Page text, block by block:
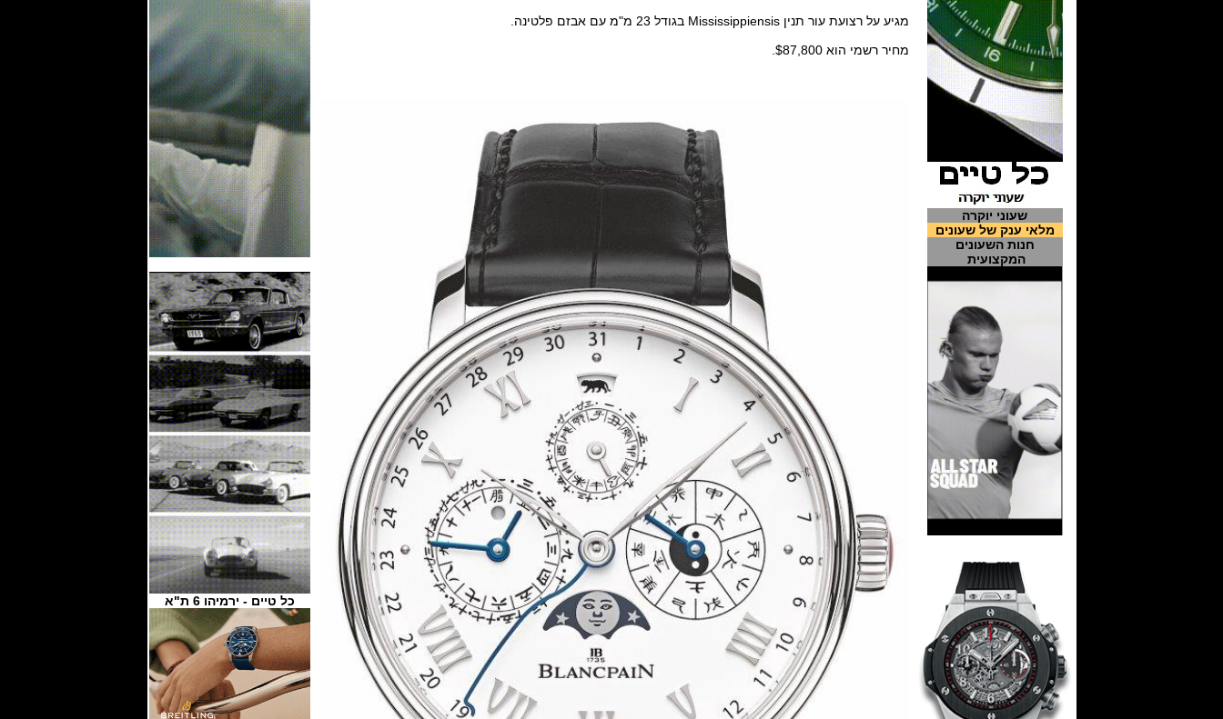
שעוני יוקרה
מלאי ענק של שעונים
חנות השעונים
המקצועית
מגיע על רצועת עור תנין Mississippiensis בגודל 23 מ"מ עם אבזם פלטינה.
מחיר רשמי הוא $87,800.
כל טיים - ירמיהו 6 ת"א